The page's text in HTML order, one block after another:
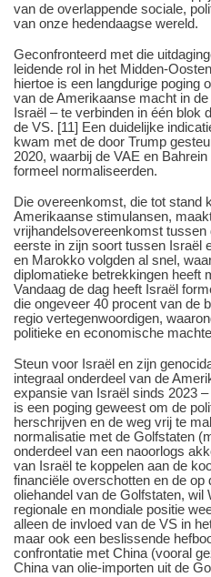
van de overlappende sociale,
van onze hedendaagse wereld.
Geconfronteerd met die
leidende rol in het Midden-
hiertoe is een langdurige poging
van de Amerikaanse macht in
Israël – te verbinden in één blok
de VS. [11] Een duidelijke
kwam met de door Trump
2020, waarbij de VAE en
formeel normaliseerden.
Die overeenkomst, die tot stand
Amerikaanse stimulansen,
vrijhandelsovereenkomst tussen
eerste in zijn soort tussen Israël
en Marokko volgden al snel,
diplomatieke betrekkingen heeft
Vandaag de dag heeft Israël
die ongeveer 40 procent van de
regio vertegenwoordigen,
politieke en economische
Steun voor Israël en zijn
integraal onderdeel van de
expansie van Israël sinds 2023
is een poging geweest om de
herschrijven en de weg vrij te
normalisatie met de Golfstaten
onderdeel van een naoorlogs
van Israël te koppelen aan de
financiële overschotten en de op
oliehandel van de Golfstaten, wil
regionale en mondiale positie
alleen de invloed van de VS in
maar ook een beslissende
confrontatie met China (vooral
China van olie-importen uit de